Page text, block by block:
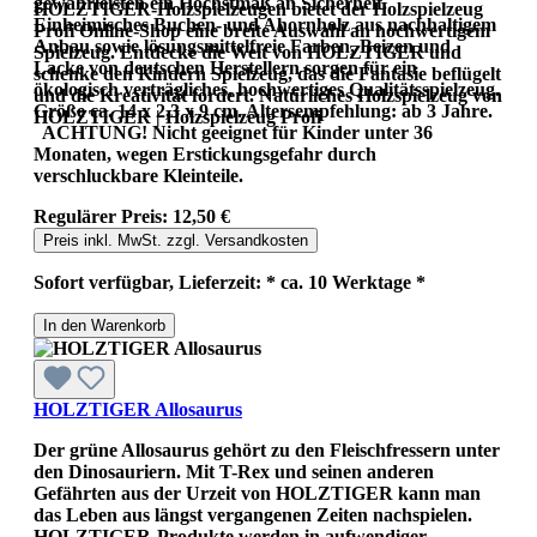
HOLZTIGER-Holzspielzeugen bietet der Holzspielzeug
Profi Online-Shop eine breite Auswahl an hochwertigem
Spielzeug. Entdecke die Welt von HOLZTIGER und
schenke den Kindern Spielzeug, das die Fantasie beflügelt
und die Kreativität fördert. Natürliches Holzspielzeug von
HOLZTIGER | Holzspielzeug Profi
Einheimisches Buchen- und Ahornholz aus nachhaltigem
Anbau sowie lösungsmittelfreie Farben, Beizen und
Lacke von deutschen Herstellern sorgen für ein
ökologisch verträgliches, hochwertiges Qualitätsspielzeug.
Größe ca. 14 x 2,3 x 9 cm. Altersempfehlung: ab 3 Jahre.
ACHTUNG! Nicht geeignet für Kinder unter 36
Monaten, wegen Erstickungsgefahr durch
verschluckbare Kleinteile.
Regulärer Preis: 12,50 €
Preis inkl. MwSt. zzgl. Versandkosten
Sofort verfügbar, Lieferzeit: * ca. 10 Werktage *
In den Warenkorb
HOLZTIGER Allosaurus
Der grüne Allosaurus gehört zu den Fleischfressern unter
den Dinosauriern. Mit T-Rex und seinen anderen
Gefährten aus der Urzeit von HOLZTIGER kann man
das Leben aus längst vergangenen Zeiten nachspielen.